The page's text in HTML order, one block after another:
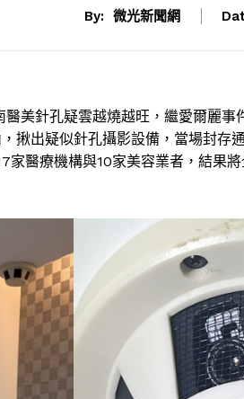
By: 微光新聞網
醫美針孔疑雲越燒越旺，繼愛爾麗
揪出疑似針孔攝影設備，當場封存
家醫療機構與10家美容業者，結果